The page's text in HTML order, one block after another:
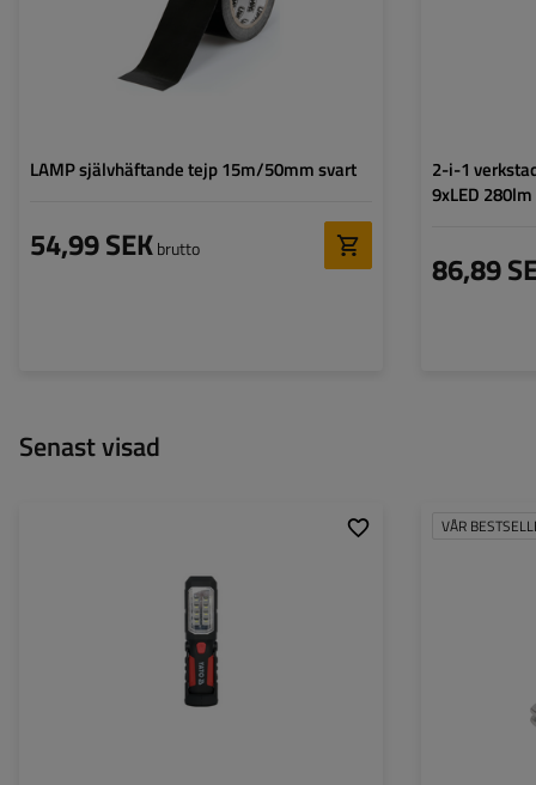
LAMP självhäftande tejp 15m/50mm svart
54,99 SEKbrutto
2-i-1
9xLED 280lm
86,89
Senast visad
VÅR